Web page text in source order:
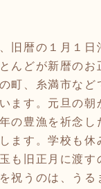
旧暦の１月１日
んどが新暦のお
町、糸満市な
ます。元旦の朝
の豊漁を祈念し
ます。学校も休
も旧正月に渡す
祝うのは、うる